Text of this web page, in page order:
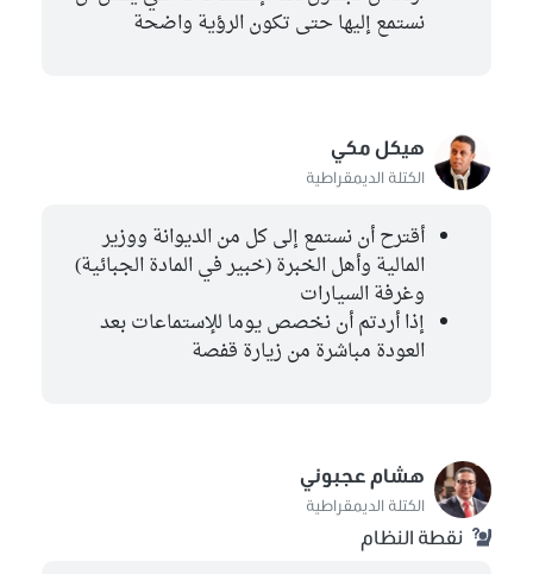
نستمع إليها حتى تكون الرؤية واضحة
هيكل مكي
الكتلة الديمقراطية
أقترح أن نستمع إلى كل من الديوانة ووزير
المالية وأهل الخبرة (خبير في المادة الجبائية)
وغرفة السيارات
إذا أردتم أن نخصص يوما للإستماعات بعد
العودة مباشرة من زيارة قفصة
هشام عجبوني
الكتلة الديمقراطية
نقطة النظام